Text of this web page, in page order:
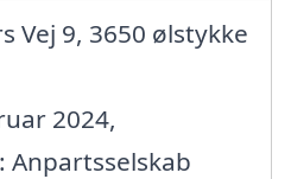
Vej 9, 3650 ølstykke
2024,
Anpartsselskab